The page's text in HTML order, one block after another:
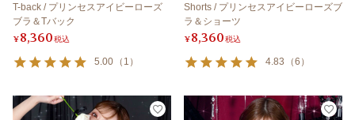
T-back / プリンセスアイビーローズ
ブラ＆Tバック
¥8,360税込
5.00 （ 1 ）
Shorts / プリンセスアイビーローズブ
ラ＆ショーツ
¥8,360税込
4.83 （6 ）